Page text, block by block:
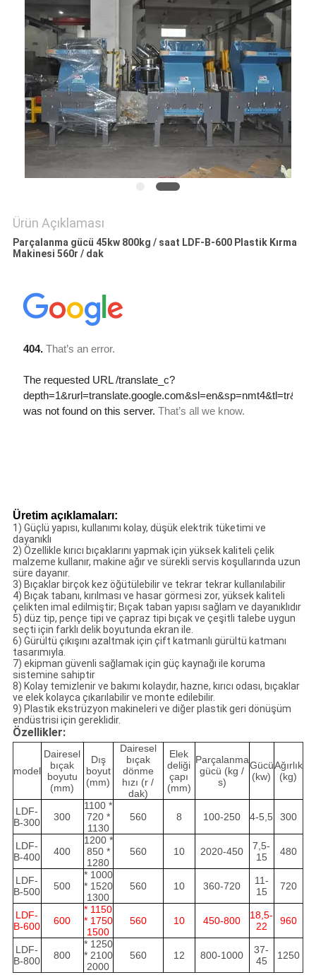
HARITASI
PRIVACY
POLICY
Ürün Açıklaması
Parçalanma gücü 45kw 800kg / saat LDF-B-600 Plastik Kırma
Makinesi 560r / dak
Üretim açıklamaları:
1) Güçlü yapısı, kullanımı kolay, düşük elektrik tüketimi ve
dayanıklı
2) Özellikle kırıcı bıçaklarını yapmak için yüksek kaliteli çelik
malzeme kullanır, makine ağır ve sürekli servis koşullarında uzun
süre dayanır.
3) Bıçaklar birçok kez öğütülebilir ve tekrar tekrar kullanılabilir
4) Bıçak tabanı, kırılması ve hasar görmesi zor, yüksek kaliteli
çelikten imal edilmiştir; Bıçak taban yapısı sağlam ve dayanıklıdır
5) düz tip, pençe tipi ve çapraz tipi bıçak ve çeşitli talebe uygun
seçti için farklı delik boyutunda ekran ile.
6) Gürültü çıkışını azaltmak için çift katmanlı gürültü katmanı
tasarımıyla.
7) ekipman güvenli sağlamak için güç kaynağı ile koruma
sistemine sahiptir
8) Kolay temizlenir ve bakımı kolaydır, hazne, kırıcı odası, bıçaklar
ve elek kolayca çıkarılabilir ve monte edilebilir.
9) Plastik ekstrüzyon makineleri ve diğer plastik geri dönüşüm
endüstrisi için gereklidir.
Özellikler:
model
Dairesel
bıçak
boyutu
(mm)
Dış
boyut
(mm)
Dairesel
bıçak
dönme
hızı (r /
dak)
Elek
deliği
çapı
(mm)
Parçalanma
gücü (kg /
s)
Gücü
(kw)
Ağırlık
(kg)
LDF-
B-300
300
1100 *
720 *
1130
560 8 100-250 4-5,5 300
LDF-
B-400
400
1200 *
850 *
1280
560 10 2020-450
7,5-
15
480
LDF-
B-500
500
* 1000
* 1520
1300
560 10 360-720
11-
15
720
LDF-
B-600
600
* 1150
* 1750
1500
560 10 450-800
18,5-
22
960
LDF-
B-800
800
* 1250
* 2100
2000
560 12 800-1000
37-
45
1250